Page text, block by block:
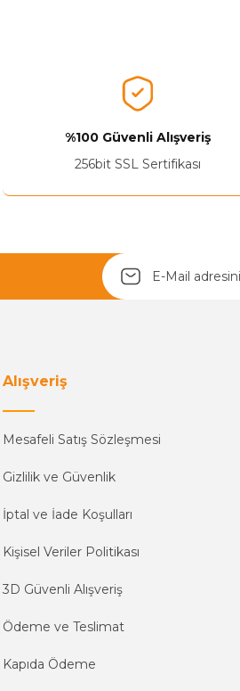
%100 Güvenli Alışveriş
256bit SSL Sertifikası
Alışveriş
Mesafeli Satış Sözleşmesi
Gizlilik ve Güvenlik
İptal ve İade Koşulları
Kişisel Veriler Politikası
3D Güvenli Alışveriş
Ödeme ve Teslimat
Kapıda Ödeme